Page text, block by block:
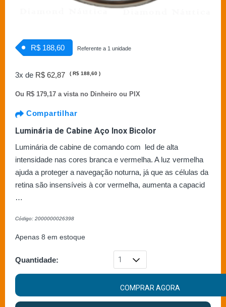
R$ 188,60 Referente a 1 unidade
3x de R$ 62,87 ( R$ 188,60 )
Ou R$ 179,17 a vista no Dinheiro ou PIX
Compartilhar
Luminária de Cabine Aço Inox Bicolor
Luminária de cabine de comando com led de alta
intensidade nas cores branca e vermelha. A luz vermelha
ajuda a proteger a navegação noturna, já que as células da
retina são insensíveis à cor vermelha, aumenta a capacid
…
Código: 2000000026398
Apenas 8 em estoque
Quantidade:
COMPRAR AGORA